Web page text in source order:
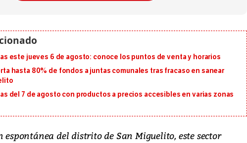
este jueves 6 de agosto: conoce los puntos de venta y horarios
hasta 80% de fondos a juntas comunales tras fracaso en sanear
del 7 de agosto con productos a precios accesibles en varias zonas
espontánea del distrito de San Miguelito, este sector